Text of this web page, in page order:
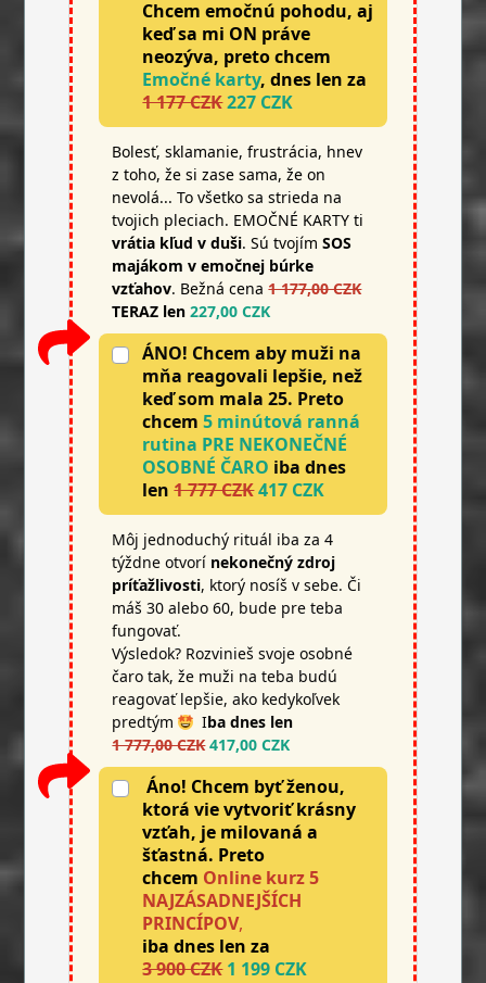
Chcem emočnú pohodu, aj
keď sa mi ON práve
neozýva, preto chcem
Emočné karty, dnes len za
1 177 CZK227 CZK
Bolesť, sklamanie, frustrácia, hnev
z toho, že si zase sama, že on
nevolá... To všetko sa strieda na
tvojich pleciach. EMOČNÉ KARTY ti
vrátia kľud v duši. Sú tvojímSOS
majákom v emočnej búrke
vzťahov. Bežná cena 1 177,00 CZK
TERAZ len 227,00 CZK
ÁNO! Chcem aby muži na
mňa reagovali lepšie, než
keď som mala 25. Preto
chcem 5 minútová ranná
rutina PRE NEKONEČNÉ
OSOBNÉ ČARO iba dnes
len1 777 CZK417 CZK
Môj jednoduchý rituál iba za 4
týždne otvorí nekonečný zdroj
príťažlivosti, ktorý nosíš v sebe. Či
máš 30 alebo 60, bude pre teba
fungovať.
Výsledok? Rozvinieš svoje osobné
čaro tak, že muži na teba budú
reagovať lepšie, ako kedykoľvek
predtým
Iba dnes len
1 777,00 CZK 417,00 CZK
Áno! Chcem byť ženou,
ktorá vie vytvoriť krásny
vzťah, je milovaná a
šťastná. Preto
chcem Online kurz 5
NAJZÁSADNEJŠÍCH
PRINCÍPOV,
iba dnes len za
3 900 CZK 1 199 CZK